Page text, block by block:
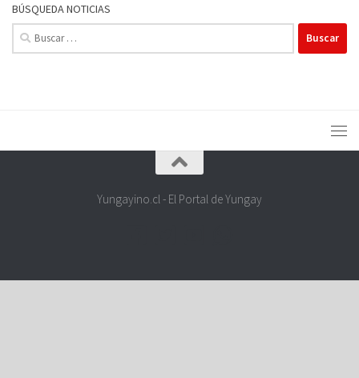
BÚSQUEDA NOTICIAS
Buscar:
Yungayino.cl - El Portal de Yungay